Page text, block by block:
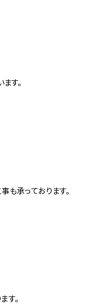
す。
承っております。
す。